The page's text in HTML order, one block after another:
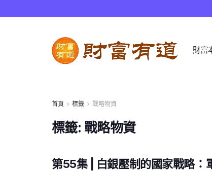
財富
首頁 標籤 戰略物資
標籤: 戰略物資
第55集 | 白銀壓制的國家戰略：